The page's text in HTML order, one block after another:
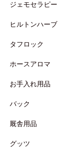
ジェモセラピー
ヒルトンハーブ
タフロック
ホースアロマ
お手入れ用品
バック
厩舎用品
グッツ